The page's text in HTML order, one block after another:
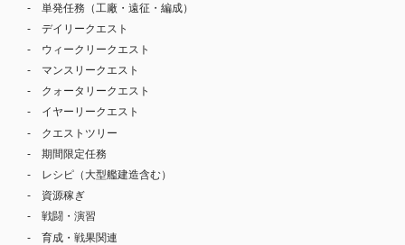
単発任務（工廠・遠征・編成）
デイリークエスト
ウィークリークエスト
マンスリークエスト
クォータリークエスト
イヤーリークエスト
クエストツリー
期間限定任務
レシピ（大型艦建造含む）
資源稼ぎ
戦闘・演習
育成・戦果関連